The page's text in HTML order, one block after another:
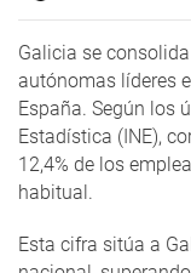
Galicia se
autónomas líderes
España. Según los
Estadística (INE),
12,4% de los
habitual.
Esta cifra sitúa a